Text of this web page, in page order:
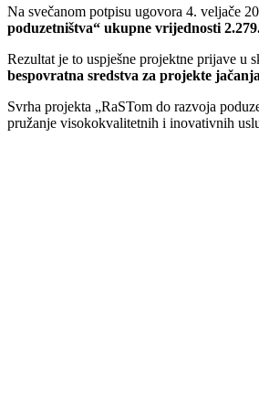
Na svečanom potpisu ugovora 4. veljače
poduzetništva“ ukupne vrijednosti
Rezultat je to uspješne projektne prijave u
bespovratna sredstva za projekte
Svrha projekta „RaSTom do razvoja
pružanje visokokvalitetnih i inovativnih